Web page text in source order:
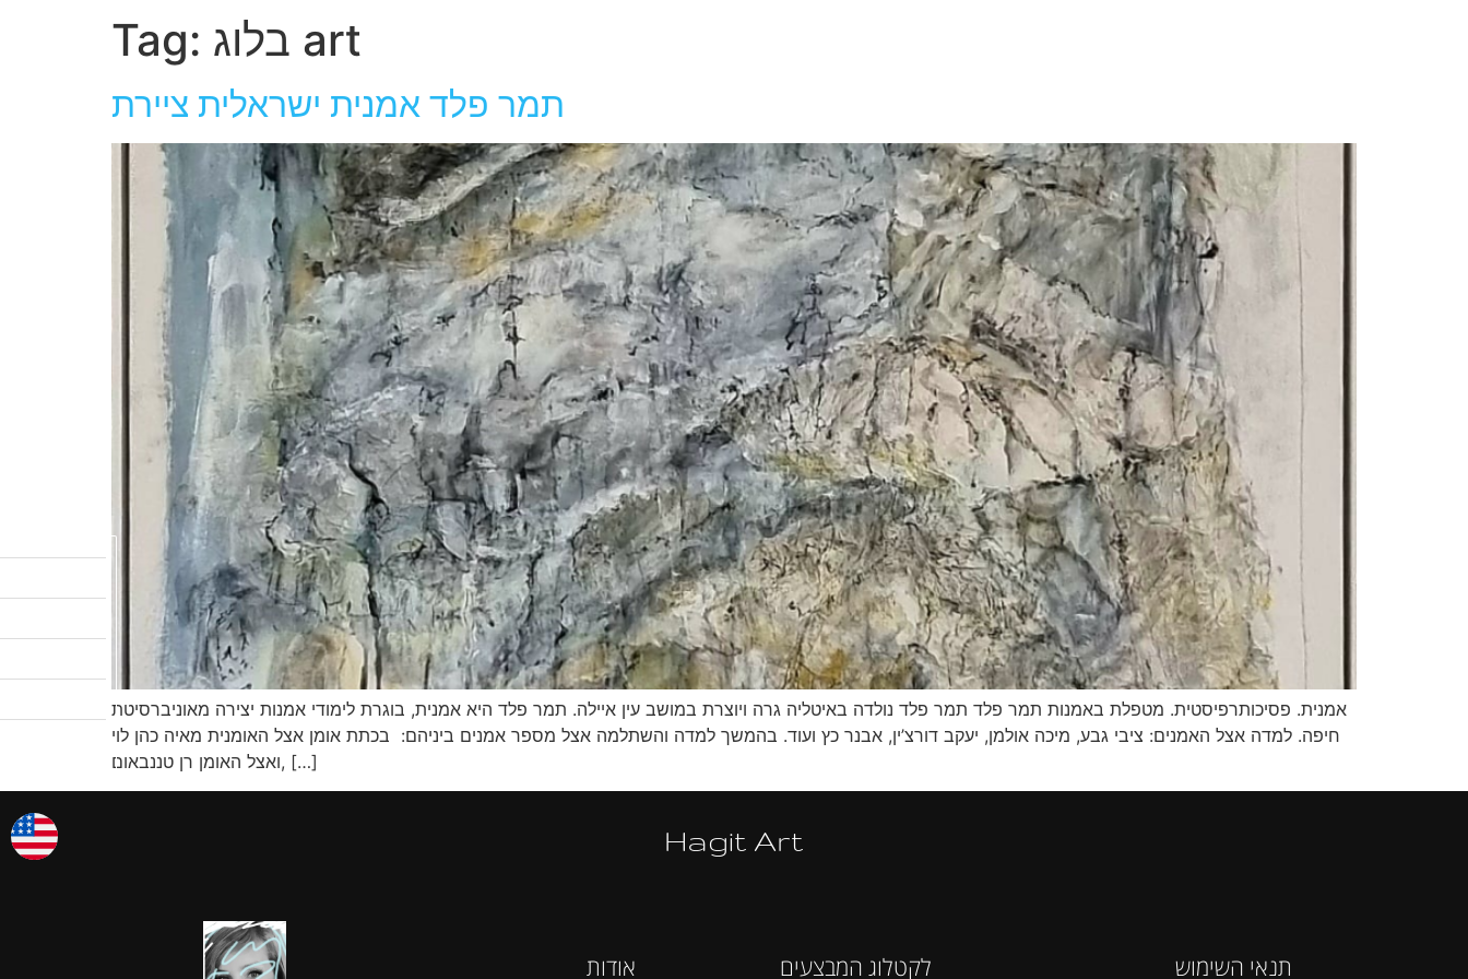
לקטלוג המבצעים
שיעורי ציור
לגלריות שלי
אודות
צרו קשר
Tag: בלוג art
תמר פלד אמנית ישראלית ציירת
אמנית. פסיכותרפיסטית. מטפלת באמנות תמר פלד תמר פלד נולדה באיטליה גרה ויוצרת במושב עין איילה. תמר פלד היא אמנית, בוגרת לימודי אמנות יצירה מאוניברסיטת
חיפה. למדה אצל האמנים: ציבי גבע, מיכה אולמן, יעקב דורצ’ין, אבנר כץ ועוד. בהמשך למדה והשתלמה אצל מספר אמנים ביניהם: בכתת אומן אצל האומנית מאיה כהן לוי
ואצל האומן רן טננבאום, […]
Hagit Art
אודות לקטלוג המבצעים תנאי השימוש